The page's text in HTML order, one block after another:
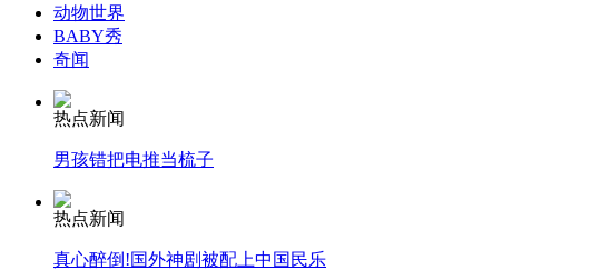
无痛分娩是否安全 医生回应
外交部：反对强权政治霸凌主义
外交部：有关国家言论片面不公正
动物世界
BABY秀
奇闻
热点新闻
男孩错把电推当梳子
热点新闻
真心醉倒!国外神剧被配上中国民乐